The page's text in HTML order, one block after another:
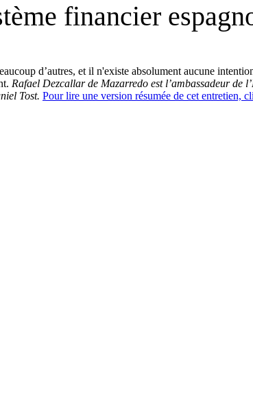
financier
d’autres, et il n'existe absolument aucune
Rafael Dezcallar de Mazarredo est l’ambassadeur de
Tost. Pour lire une version résumée de cet entretien,